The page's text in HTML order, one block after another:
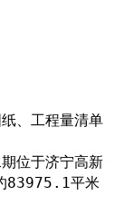
、工程量清单
位于济宁高新
83975.1平米